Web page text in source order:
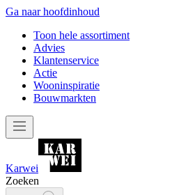
Ga naar hoofdinhoud
Toon hele assortiment
Advies
Klantenservice
Actie
Wooninspiratie
Bouwmarkten
Karwei
Zoeken